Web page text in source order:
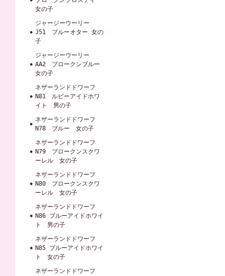
女の子
ジャージーウーリー
J51 ブルーオター 女の
子
ジャージーウーリー
AA2 ブロークンブルー
女の子
ネザーランドドワーフ
N81 ルビーアイドホワ
イト 男の子
ネザーランドドワーフ
N78 ブルー 女の子
ネザーランドドワーフ
N79 ブロークンスクワ
ーレル 女の子
ネザーランドドワーフ
N80 ブロークンスクワ
ーレル 女の子
ネザーランドドワーフ
N86 ブルーアイドホワイ
ト 男の子
ネザーランドドワーフ
N85 ブルーアイドホワイ
ト 女の子
ネザーランドドワーフ